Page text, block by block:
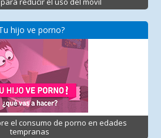
hijo ve porno?
el consumo de porno en edades
tempranas